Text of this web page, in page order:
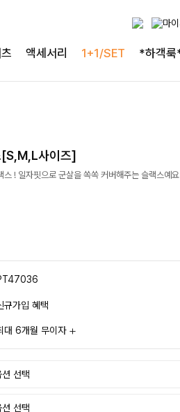
액세서리 1+1/SET *하객룩
[S,M,L사이즈]
! 일자핏으로 군살을 쏙쏙 커버해주는 슬랙스예
규가입 혜택
대 6개월 무이자